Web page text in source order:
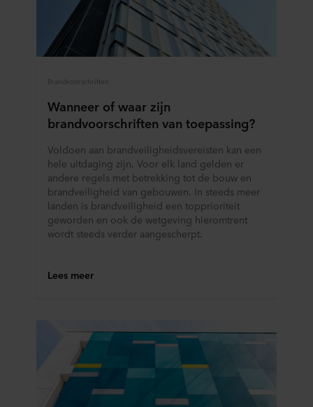
Brandvoorschriften
Wanneer of waar zijn
brandvoorschriften van toepassing?
Voldoen aan brandveiligheidsvereisten kan een
hele uitdaging zijn. Voor elk land gelden er
andere regels met betrekking tot de bouw en
brandveiligheid van gebouwen. In steeds meer
landen is brandveiligheid een topprioriteit
geworden en ook de wetgeving hieromtrent
wordt steeds verder aangescherpt.
Lees meer